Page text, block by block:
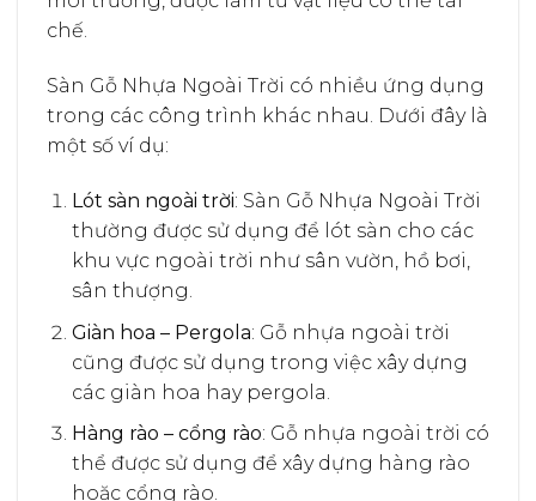
chế.
Sàn Gỗ Nhựa Ngoài Trời có nhiều ứng dụng
trong các công trình khác nhau. Dưới đây là
một số ví dụ:
Lót sàn ngoài trời: Sàn Gỗ Nhựa Ngoài Trời
thường được sử dụng để lót sàn cho các
khu vực ngoài trời như sân vườn, hồ bơi,
sân thượng.
Giàn hoa – Pergola: Gỗ nhựa ngoài trời
cũng được sử dụng trong việc xây dựng
các giàn hoa hay pergola.
Hàng rào – cổng rào: Gỗ nhựa ngoài trời có
thể được sử dụng để xây dựng hàng rào
hoặc cổng rào.